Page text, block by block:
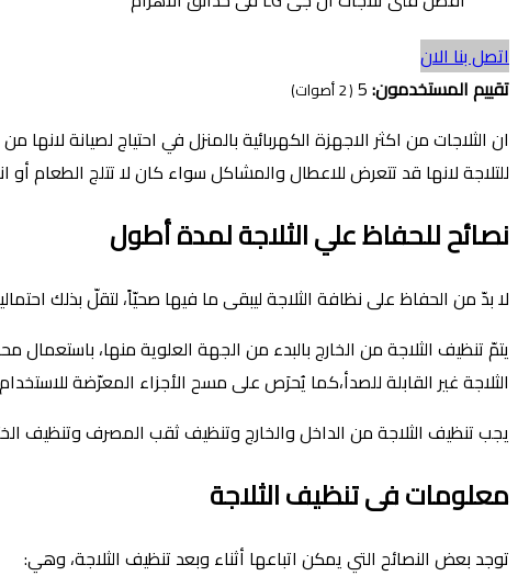
اتصل بنا الان
تقييم المستخدمون:5
(
2أصوات)
ان الثلاجات من اكثر الاجهزة الكهربائية بالمنزل في احتياج لصيانة
للتلاجة لانها قد تتعرض للاعطال والمشاكل سواء كان لا تتلج الطعام أو
نصائح للحفاظ علي الثلاجة لمدة أطول
لا بدّ من الحفاظ على نظافة الثلاجة ليبقى ما فيها صحيّاً، لتقلّ بذلك
يتمّ تنظيف الثلاجة من الخارج بالبدء من الجهة العلوية منها،
الثلاجة غير القابلة للصدأ،كما يُحرَص على مسح الأجزاء المعرّضة
يجب تنظيف الثلاجة من الداخل والخارج وتنظيف ثقب المصرف وتنظيف
معلومات فى تنظيف الثلاجة
توجد بعض النصائح التي يمكن اتباعها أثناء وبعد تنظيف الثلاجة، وهي: